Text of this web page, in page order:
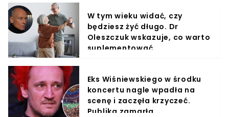
W tym wieku widać, czy
będziesz żyć długo. Dr
Oleszczuk wskazuje, co warto
suplementować
Eks Wiśniewskiego w środku
koncertu nagle wpadła na
scenę i zaczęła krzyczeć.
Publika zamarła